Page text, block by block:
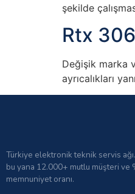
şekilde
Rtx
Değişik marka
ayrıcalıkları
Türkiye elektronik teknik servis
bu yana 12.000+ mutlu müşteri ve
memnuniyet oranı.